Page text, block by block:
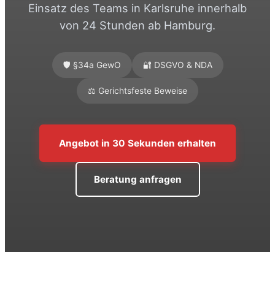
Einsatz des Teams in Karlsruhe innerhalb
von 24 Stunden ab Hamburg.
🛡️ §34a GewO 🔐 DSGVO & NDA
⚖️ Gerichtsfeste Beweise
Angebot in 30 Sekunden erhalten
Beratung anfragen